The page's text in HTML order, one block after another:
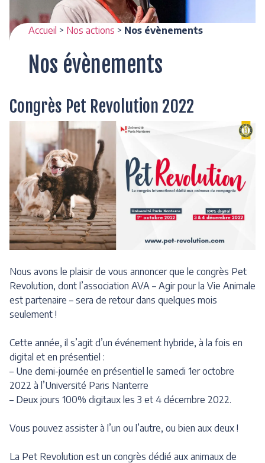
Accueil > Nos actions > Nos évènements
Nos évènements
Congrès Pet Revolution 2022
Nous avons le plaisir de vous annoncer que le congrès Pet
Revolution, dont l’association AVA – Agir pour la Vie Animale
est partenaire – sera de retour dans quelques mois
seulement !
Cette année, il s’agit d’un événement hybride, à la fois en
digital et en présentiel :
– Une demi-journée en présentiel le samedi 1er octobre
2022 à l’Université Paris Nanterre
– Deux jours 100% digitaux les 3 et 4 décembre 2022.
Vous pouvez assister à l’un ou l’autre, ou bien aux deux !
La Pet Revolution est un congrès dédié aux animaux de